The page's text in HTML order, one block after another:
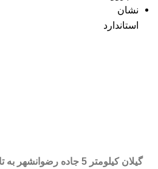
گیلان کیلومتر 5 جاده رضوانشهر به تالش